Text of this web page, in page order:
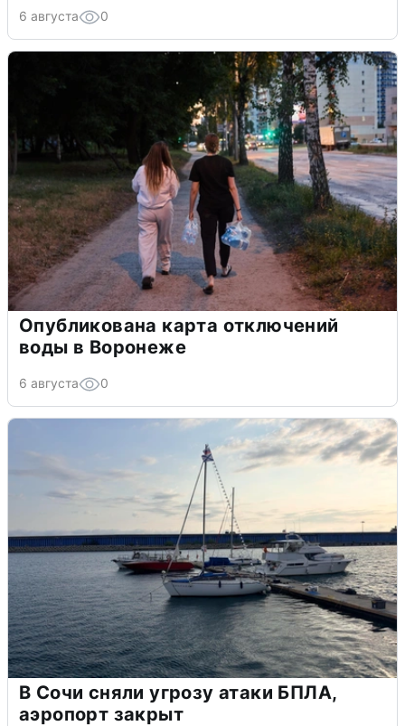
6 августа 0
Опубликована карта отключений
воды в Воронеже
6 августа 0
В Сочи сняли угрозу атаки БПЛА,
аэропорт закрыт